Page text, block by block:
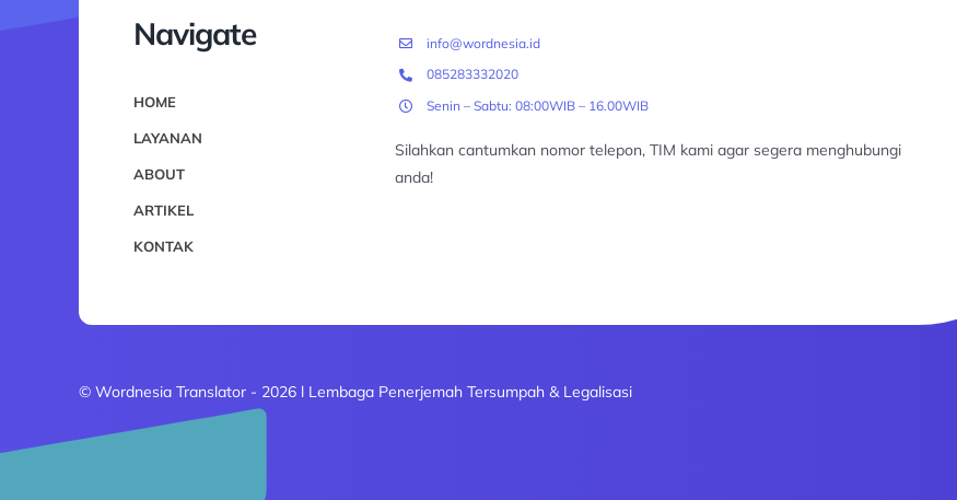
Navigate
HOME
LAYANAN
ABOUT
ARTIKEL
KONTAK
info@wordnesia.id
085283332020
Senin – Sabtu: 08:00WIB – 16.00WIB
Silahkan cantumkan nomor telepon, TIM kami agar segera menghubungi
anda!
© Wordnesia Translator - 2026 l Lembaga Penerjemah Tersumpah & Legalisasi